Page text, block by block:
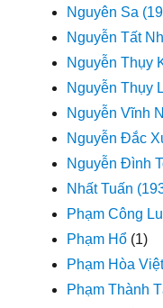
Nguyên Sa
Nguyễn Tất
Nguyễn Thụy
Nguyễn Thụy
Nguyễn Vĩnh
Nguyễn Đắc
Nguyễn Đình
Nhất Tuấn
Phạm Công
Phạm Hổ (1)
Phạm Hòa
Phạm Thành